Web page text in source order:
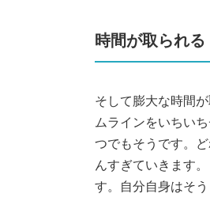
時間が取られる
そして膨大な時間
ムラインをいちい
つでもそうです。
んすぎていきます
す。自分自身はそ